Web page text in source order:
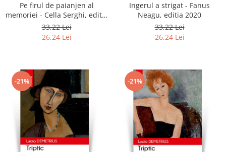
Pe firul de paianjen al
memoriei - Cella Serghi, editia
2020
33,22 Lei
26,24 Lei
Ingerul a strigat - Fanus
Neagu, editia 2020
33,22 Lei
26,24 Lei
-21% -21%